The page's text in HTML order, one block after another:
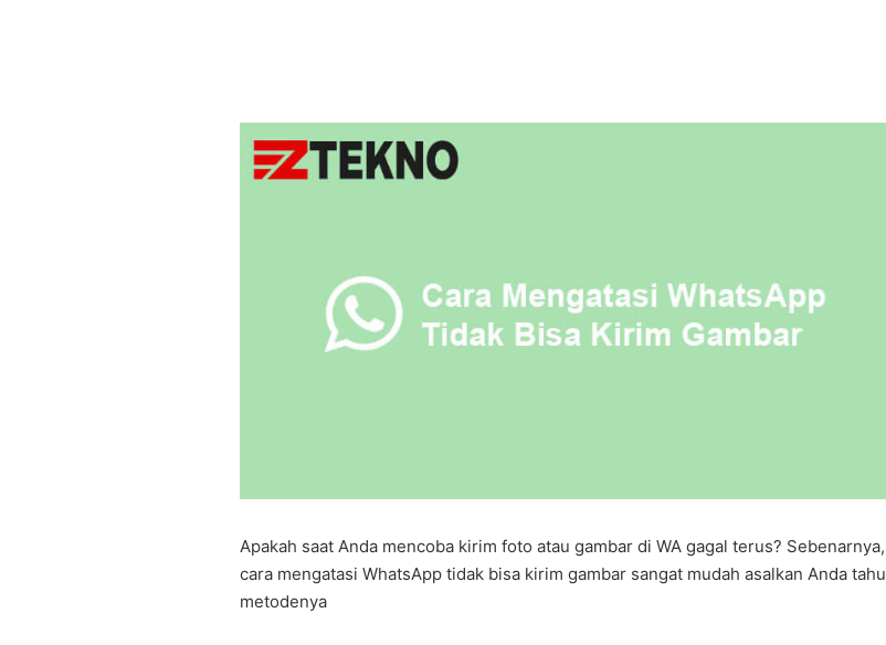
Apakah saat Anda mencoba kirim foto atau gambar di WA gagal terus? Sebenarnya,
cara mengatasi WhatsApp tidak bisa kirim gambar sangat mudah asalkan Anda tahu
metodenya